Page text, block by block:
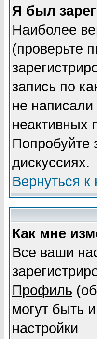
Я был
Наиболее
(проверьте
запись по
не
неактивных
Попробуйте
дискуссиях.
Вернуться к
Как мне
Все ваши
Профиль
могут быть
настройки